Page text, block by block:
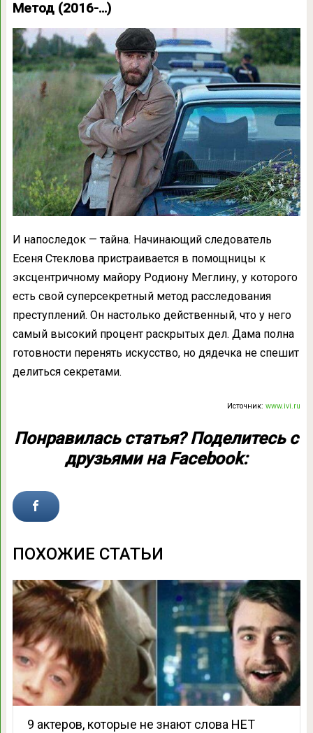
Метод (2016-…)
И напоследок — тайна. Начинающий следователь
Есеня Стеклова пристраивается в помощницы к
эксцентричному майору Родиону Меглину, у которого
есть свой суперсекретный метод расследования
преступлений. Он настолько действенный, что у него
самый высокий процент раскрытых дел. Дама полна
готовности перенять искусство, но дядечка не спешит
делиться секретами.
Источник:www.ivi.ru
Понравилась статья? Поделитесь с
друзьями на Facebook:
ПОХОЖИЕ СТАТЬИ
9 актеров, которые не знают слова НЕТ